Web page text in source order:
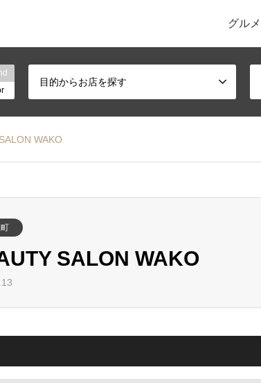
グルメ
目的からお店を探す
WAKO
SALON WAKO